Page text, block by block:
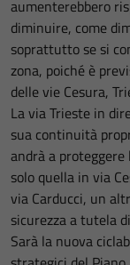
aumenterebbero
diminuire, come
soprattutto se si
zona, poiché è
delle vie Cesura,
La via Trieste in
sua continuità
andrà a
solo quella in via
via Carducci, un
sicurezza a tutela
Sarà la nuova